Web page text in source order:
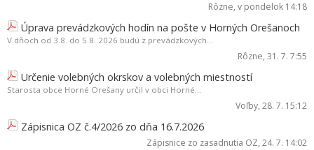
Rôzne, v pondelok 14:18
Úprava prevádzkových hodín na pošte v Horných Orešanoch
V dňoch od 3.8. do 5.8. 2026 budú z prevádzkových...
Rôzne, 31. 7. 7:55
Určenie volebných okrskov a volebných miestností
Starosta obce Horné Orešany určil v obci Horné...
Voľby, 28. 7. 15:12
Zápisnica OZ č.4/2026 zo dňa 16.7.2026
Zápisnice zo zasadnutia OZ, 24. 7. 14:02